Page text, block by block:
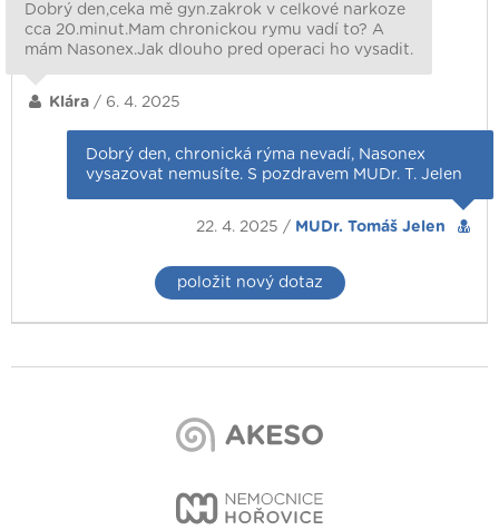
Dobrý den,ceka mě gyn.zakrok v celkové narkoze
cca 20.minut.Mam chronickou rymu vadí to? A
mám Nasonex.Jak dlouho pred operaci ho vysadit.
Klára / 6. 4. 2025
Dobrý den, chronická rýma nevadí, Nasonex
vysazovat nemusíte. S pozdravem MUDr. T. Jelen
22. 4. 2025 / MUDr. Tomáš Jelen
položit nový dotaz